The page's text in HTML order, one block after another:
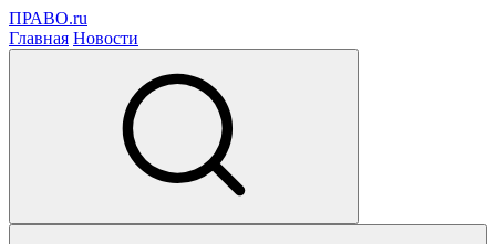
ПРАВО.ru
Главная Новости